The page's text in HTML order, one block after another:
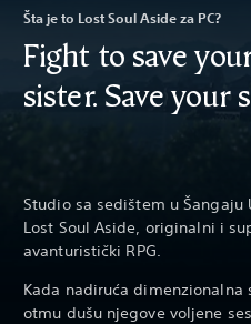
Šta je to Lost Soul Aside za PC?
Fight to save
sister. Save your
Studio sa sedištem u Šangaju
Lost Soul Aside, originalni i
avanturistički RPG.
Kada nadiruća
otmu dušu njegove voljene